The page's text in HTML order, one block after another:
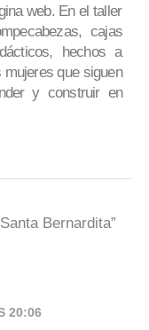
web. En el taller
cajas
hechos a
que siguen
y construir en
Bernardita”
20:06